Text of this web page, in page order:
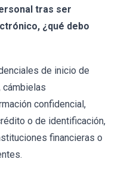
tras ser
¿qué debo
de inicio de
cámbielas
confidencial,
o de identificación,
financieras o